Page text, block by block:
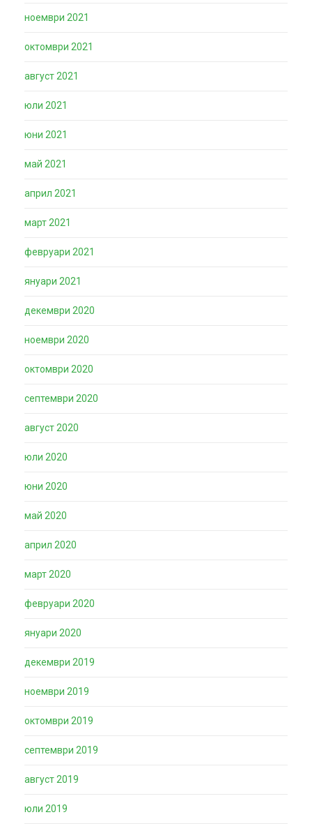
ноември 2021
октомври 2021
август 2021
юли 2021
юни 2021
май 2021
април 2021
март 2021
февруари 2021
януари 2021
декември 2020
ноември 2020
октомври 2020
септември 2020
август 2020
юли 2020
юни 2020
май 2020
април 2020
март 2020
февруари 2020
януари 2020
декември 2019
ноември 2019
октомври 2019
септември 2019
август 2019
юли 2019